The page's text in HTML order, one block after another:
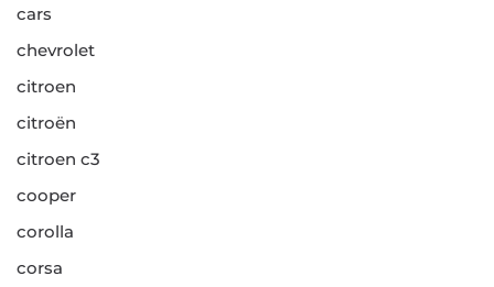
cars
chevrolet
citroen
citroën
citroen c3
cooper
corolla
corsa